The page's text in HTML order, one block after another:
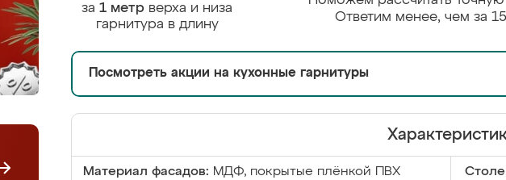
за 1 метр верха и низа
гарнитура в длину
Ответим менее, чем за
Посмотреть акции на кухонные гарнитуры
Материал фасадов: МДФ, покрытые плёнкой ПВХ